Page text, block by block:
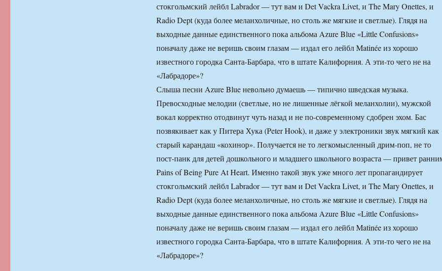
стокгольмский лейбл Labrador — тут вам и Det Vackra Livet, и The Mary Onettes, и
Radio Dept (куда более меланхоличные, но столь же мягкие и светлые). Глядя на
выходные данные единственного пока альбома Azure Blue «Little Confusions»
поначалу даже не веришь своим глазам — издал его лейбл Matinée из хорошо
известного городка Санта-Барбара, что в штате Калифорния. А эти-то чего не на
«Лабрадоре»?
Слыша песни Azure Blue невольно думаешь — типично шведская музыка.
Превосходные мелодии (светлые, но не лишенные лёгкой меланхолии), мужской
вокал корректно отодвинут чуть назад и не по-современному сдобрен эхом. Бас
позвякивает как у Питера Хука (Peter Hook), и даже у электроники звук мягкий как
старый карандаш «кохинор». Получается не то легкомысленный дрим-поп, не то
пост-панк для детей дошкольного и младшего школьного возраста — привет
Pains of Being Pure At Heart. Именно такой звук уже много лет пропагандирует
стокгольмский лейбл Labrador — тут вам и Det Vackra Livet, и The Mary Onettes, и
Radio Dept (куда более меланхоличные, но столь же мягкие и светлые). Глядя на
выходные данные единственного пока альбома Azure Blue «Little Confusions»
поначалу даже не веришь своим глазам — издал его лейбл Matinée из хорошо
известного городка Санта-Барбара, что в штате Калифорния. А эти-то чего не на
«Лабрадоре»?